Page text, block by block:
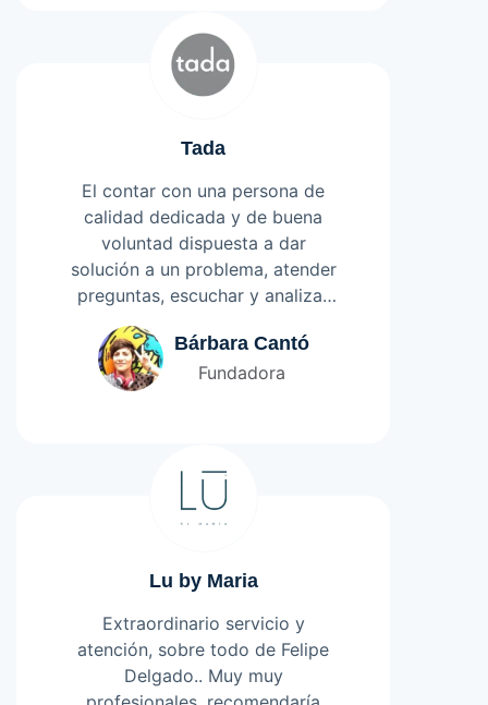
Seguiremos trabajando con
ellos en nuevos desarrollos. ¡Un
equipo de 10!»
Tada
El contar con una persona de
calidad dedicada y de buena
voluntad dispuesta a dar
solución a un problema, atender
preguntas, escuchar y analizar
en conjunto las estrategias qué
hay detrás de una página web a
medida ha sido lo mejor que
hemos necesitado de un guía.
100% recomendados!
Leer más
Bárbara Cantó
Fundadora
Lu by Maria
Extraordinario servicio y
atención, sobre todo de Felipe
Delgado.. Muy muy